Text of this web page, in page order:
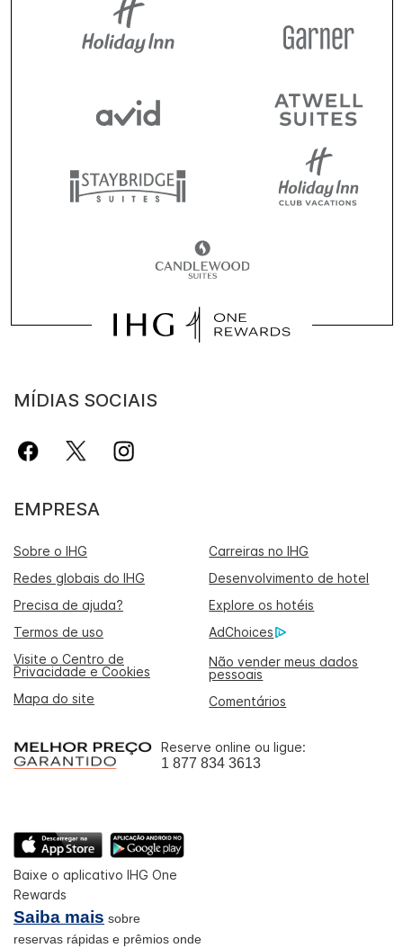
MÍDIAS SOCIAIS
EMPRESA
Sobre o IHG
Carreiras no IHG
Redes globais do IHG
Desenvolvimento de hotel
Precisa de ajuda?
Explore os hotéis
Termos de uso
AdChoices
Visite o Centro de
Privacidade e Cookies
Não vender meus dados
pessoais
Mapa do site
Comentários
Reserve online ou ligue:
1 877 834 3613
Baixe o aplicativo IHG One
Rewards
Saiba mais sobre
reservas rápidas e prêmios onde